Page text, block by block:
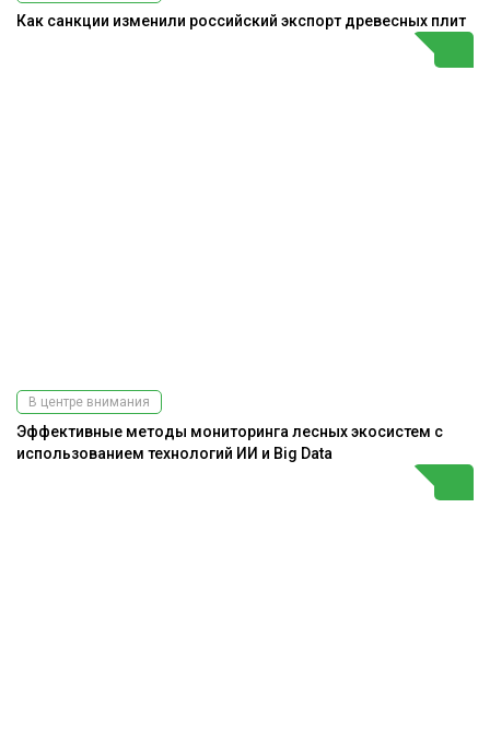
Как санкции изменили российский экспорт древесных плит
В центре внимания
Эффективные методы мониторинга лесных экосистем с
использованием технологий ИИ и Big Data